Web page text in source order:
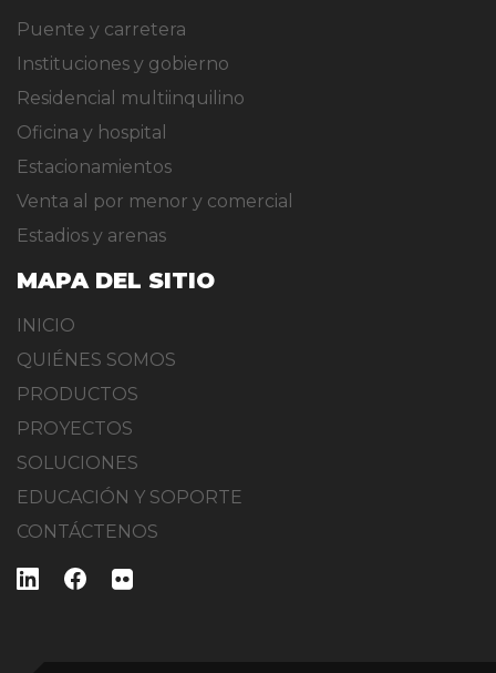
Puente y carretera
Instituciones y gobierno
Residencial multiinquilino
Oficina y hospital
Estacionamientos
Venta al por menor y comercial
Estadios y arenas
MAPA DEL SITIO
INICIO
QUIÉNES SOMOS
PRODUCTOS
PROYECTOS
SOLUCIONES
EDUCACIÓN Y SOPORTE
CONTÁCTENOS